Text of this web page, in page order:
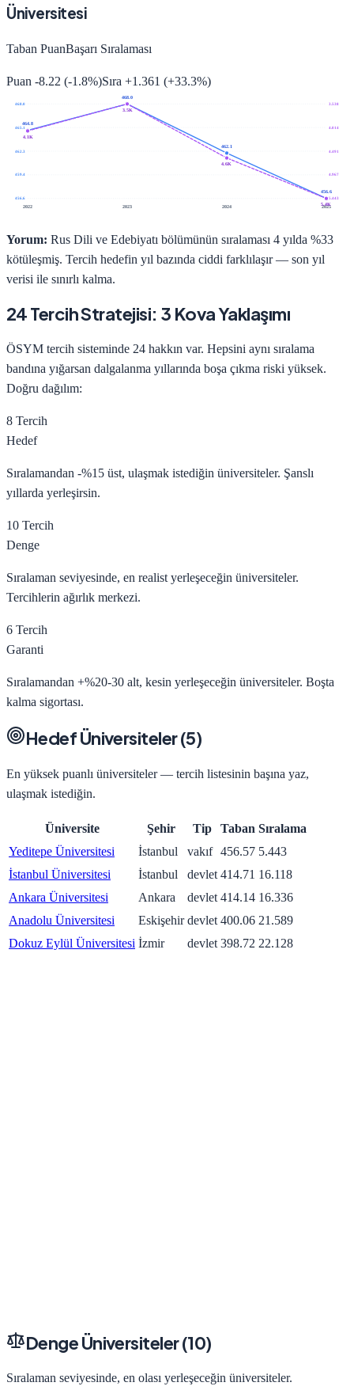
Üniversitesi
Taban PuanBaşarı Sıralaması
Puan -8.22 (-1.8%)Sıra +1.361 (+33.3%)
468.0 3.538
465.1 4.014
462.3 4.491
459.4 4.967
456.6
5.443
2022
2023 2024 2025
464.8
468.0
462.1
456.6
4.1K
3.5K
4.6K
5.4K
Yorum: Rus Dili ve Edebiyatı bölümünün sıralaması 4 yılda %33
kötüleşmiş. Tercih hedefin yıl bazında ciddi farklılaşır — son yıl
verisi ile sınırlı kalma.
24 Tercih Stratejisi: 3 Kova Yaklaşımı
ÖSYM tercih sisteminde 24 hakkın var. Hepsini aynı sıralama
bandına yığarsan dalgalanma yıllarında boşa çıkma riski yüksek.
Doğru dağılım:
8 Tercih
Hedef
Sıralamandan -%15 üst, ulaşmak istediğin üniversiteler. Şanslı
yıllarda yerleşirsin.
10 Tercih
Denge
Sıralaman seviyesinde, en realist yerleşeceğin üniversiteler.
Tercihlerin ağırlık merkezi.
6 Tercih
Garanti
Sıralamandan +%20-30 alt, kesin yerleşeceğin üniversiteler. Boşta
kalma sigortası.
Hedef Üniversiteler (5)
En yüksek puanlı üniversiteler — tercih listesinin başına yaz,
ulaşmak istediğin.
Üniversite Şehir Tip Taban Sıralama
Yeditepe Üniversitesi
İstanbul vakıf 456.57 5.443
İstanbul Üniversitesi
İstanbul devlet 414.71 16.118
Ankara Üniversitesi
Ankara devlet 414.14 16.336
Anadolu Üniversitesi
Eskişehir devlet 400.06 21.589
Dokuz Eylül Üniversitesi İzmir devlet 398.72 22.128
Denge Üniversiteler (10)
Sıralaman seviyesinde, en olası yerleşeceğin üniversiteler.